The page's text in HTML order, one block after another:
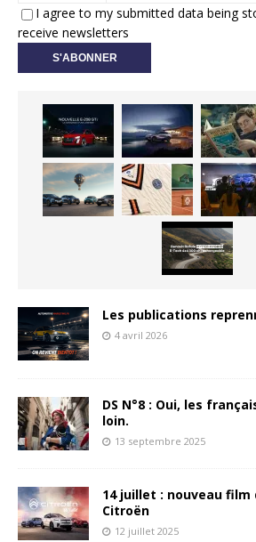
I agree to my submitted data being
receive newsletters
Les publications
4 avril 2026
DS N°8 : Oui, les
loin.
13 septembre 2025
14 juillet : nouveau film
Citroën
12 juillet 2025